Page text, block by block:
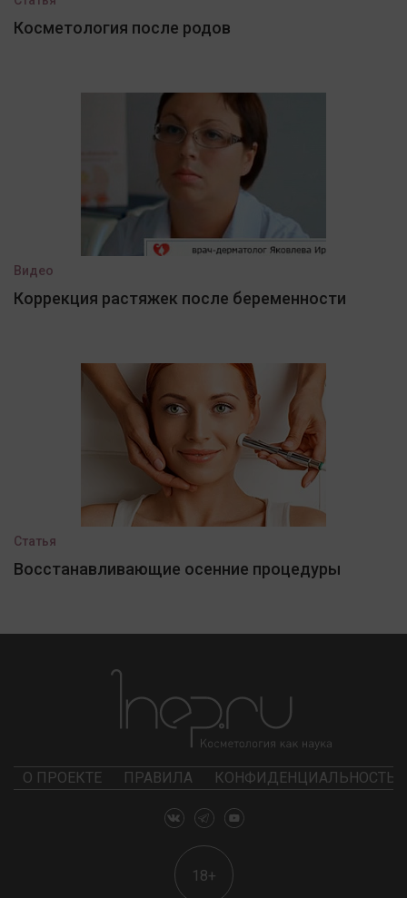
Косметология после родов
Видео
Коррекция растяжек после беременности
Статья
Восстанавливающие осенние процедуры
О ПРОЕКТЕ ПРАВИЛА КОНФИДЕНЦИАЛЬНОСТЬ
18+